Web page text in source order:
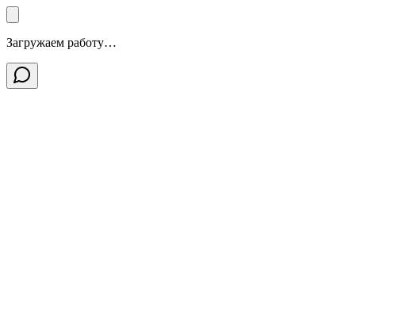
Загружаем работу…